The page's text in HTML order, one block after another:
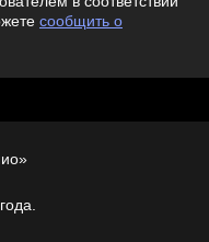
сообщить о